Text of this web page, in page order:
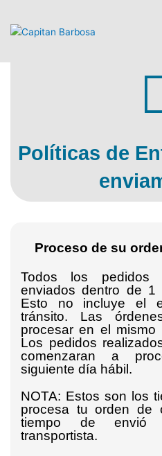
contenido
Políticas de
Proceso de su
Todos los pedidos
enviados dentro de 1
Esto no incluye el
tránsito. Las
procesar en el
Los pedidos
comenzaran a
siguiente día hábil.
NOTA: Estos son los
procesa tu orden de
tiempo de envió
transportista.